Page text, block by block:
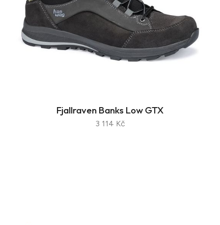
Fjallraven Banks Low GTX
3 114 Kč